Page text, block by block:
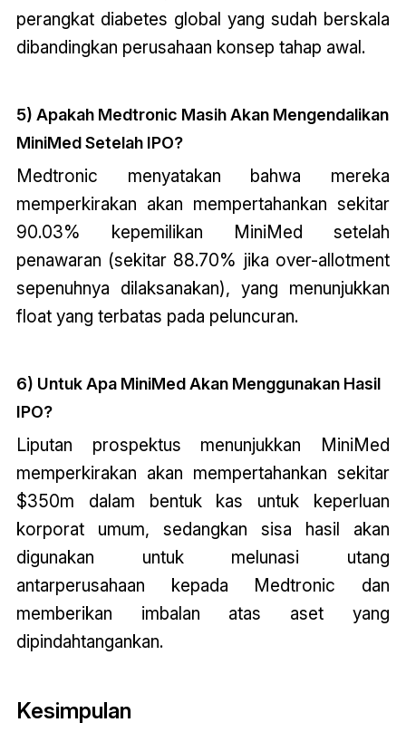
perangkat diabetes global yang sudah berskala
dibandingkan perusahaan konsep tahap awal.
5) Apakah Medtronic Masih Akan Mengendalikan
MiniMed Setelah IPO?
Medtronic menyatakan bahwa mereka
memperkirakan akan mempertahankan sekitar
90.03% kepemilikan MiniMed setelah
penawaran (sekitar 88.70% jika over-allotment
sepenuhnya dilaksanakan), yang menunjukkan
float yang terbatas pada peluncuran.
6) Untuk Apa MiniMed Akan Menggunakan Hasil
IPO?
Liputan prospektus menunjukkan MiniMed
memperkirakan akan mempertahankan sekitar
$350m dalam bentuk kas untuk keperluan
korporat umum, sedangkan sisa hasil akan
digunakan untuk melunasi utang
antarperusahaan kepada Medtronic dan
memberikan imbalan atas aset yang
dipindahtangankan.
Kesimpulan